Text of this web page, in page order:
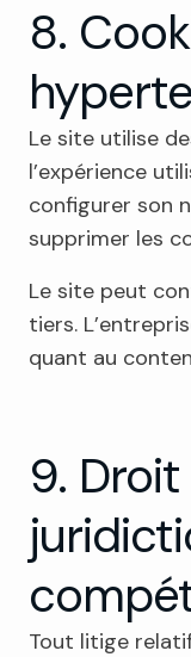
8.
Le site utilise
l’expérience
configurer son
supprimer les
Le site peut
tiers.
quant au
9.
Tout litige